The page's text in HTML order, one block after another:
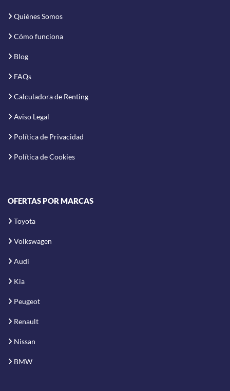
Quiénes Somos
Cómo funciona
Blog
FAQs
Calculadora de Renting
Aviso Legal
Política de Privacidad
Política de Cookies
OFERTAS POR MARCAS
Toyota
Volkswagen
Audi
Kia
Peugeot
Renault
Nissan
BMW